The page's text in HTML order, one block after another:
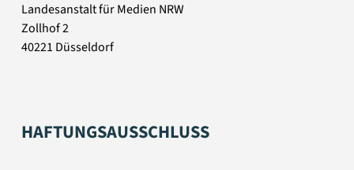
Landesanstalt für Medien NRW
Zollhof 2
40221 Düsseldorf
HAFTUNGSAUSSCHLUSS